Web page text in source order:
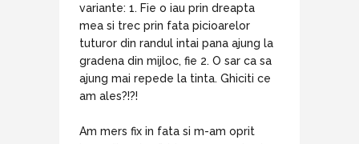
variante: 1. Fie o iau prin dreapta
mea si trec prin fata picioarelor
tuturor din randul intai pana ajung la
gradena din mijloc, fie 2. O sar ca sa
ajung mai repede la tinta. Ghiciti ce
am ales?!?!
Am mers fix in fata si m-am oprit